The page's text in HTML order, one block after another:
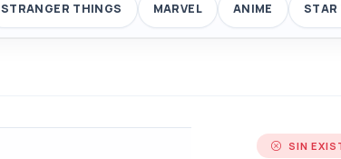
STRANGER THINGS MARVEL ANIME STAR
SIN